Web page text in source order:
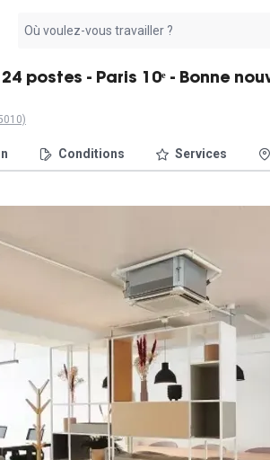
résultat
postes - Paris 10ᵉ - Bonne
Conditions Services